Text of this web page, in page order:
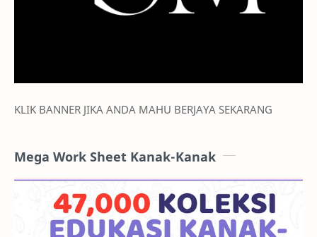
KLIK BANNER JIKA ANDA MAHU BERJAYA SEKARANG
Mega Work Sheet Kanak-Kanak